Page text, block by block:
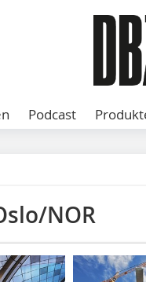
Podcast
NOR